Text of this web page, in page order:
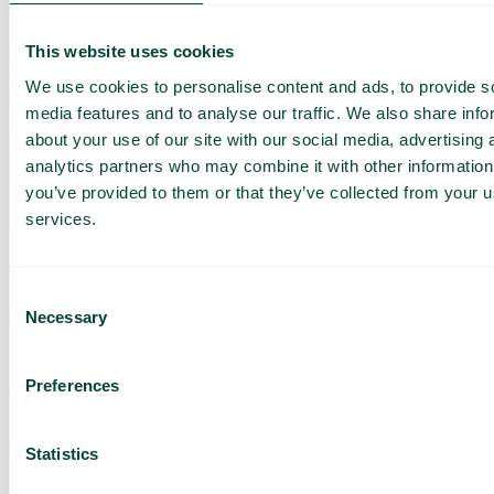
This website uses cookies
We use cookies to personalise content and ads, to provide
media features and to analyse our traffic. We also share
about your use of our site with our social media, advertising
analytics partners who may combine it with other
you’ve provided to them or that they’ve collected from your
services.
Selection
Necessary
Preferences
Statistics
Delade kontakter
Dela kontaktuppgifter med teamet och få snabb
tillgång till rätt information.
bättre samarbete.